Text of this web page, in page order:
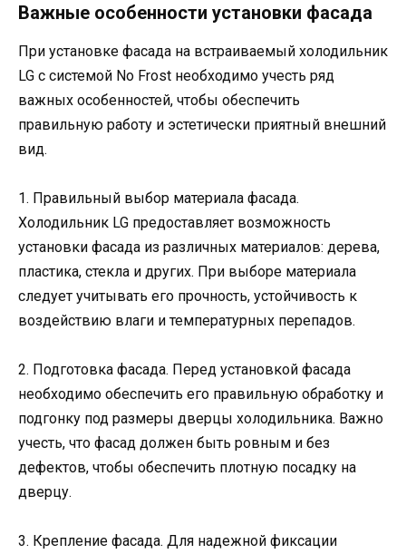
Важные особенности установки фасада
При установке фасада на встраиваемый холодильник
LG с системой No Frost необходимо учесть ряд
важных особенностей, чтобы обеспечить
правильную работу и эстетически приятный внешний
вид.
1. Правильный выбор материала фасада.
Холодильник LG предоставляет возможность
установки фасада из различных материалов: дерева,
пластика, стекла и других. При выборе материала
следует учитывать его прочность, устойчивость к
воздействию влаги и температурных перепадов.
2. Подготовка фасада. Перед установкой фасада
необходимо обеспечить его правильную обработку и
подгонку под размеры дверцы холодильника. Важно
учесть, что фасад должен быть ровным и без
дефектов, чтобы обеспечить плотную посадку на
дверцу.
3. Крепление фасада. Для надежной фиксации